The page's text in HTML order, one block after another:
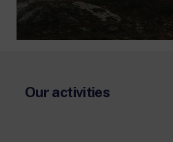
Our activities